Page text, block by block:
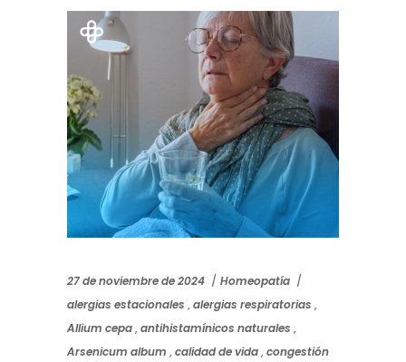
27 de noviembre de 2024
Homeopatía
alergias estacionales ,alergias respiratorias ,
Allium cepa,antihistamínicos naturales ,
Arsenicum album ,calidad de vida,congestión